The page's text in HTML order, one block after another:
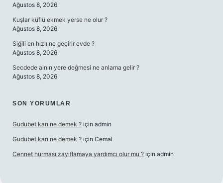
Ağustos 8, 2026
Kuşlar küflü ekmek yerse ne olur ?
Ağustos 8, 2026
Siğili en hızlı ne geçirir evde ?
Ağustos 8, 2026
Secdede alnın yere değmesi ne anlama gelir ?
Ağustos 8, 2026
SON YORUMLAR
Gudubet karı ne demek ? için admin
Gudubet karı ne demek ? için Cemal
Cennet hurması zayıflamaya yardımcı olur mu ? için admin